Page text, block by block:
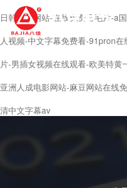
日韩精品网站-在线免费看毛片-a
人视频-中文字幕免费看-91pron
片-男插女视频在线观看-欧美特
亚洲人成电影网站-麻豆网站在线
清中文字幕av